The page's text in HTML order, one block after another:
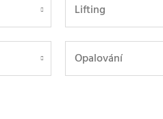
Lifting
Opalování